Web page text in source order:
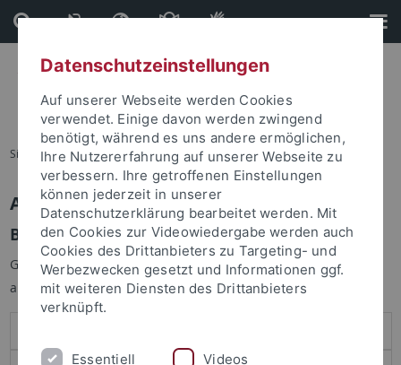
Direkt
zum
Inhalt
Direkt
zur
Fußleiste
Sie sind hier: Startseite
Anmelden
Benutzeranmeldung
Geben Sie Ihren Benutzernamen und Ihr Passwort an um sich
anzumelden:
Datenschutzeinstellungen
Auf unserer Webseite werden Cookies
verwendet. Einige davon werden zwingend
benötigt, während es uns andere ermöglichen,
Ihre Nutzererfahrung auf unserer Webseite zu
verbessern. Ihre getroffenen Einstellungen
können jederzeit in unserer
Datenschutzerklärung bearbeitet werden. Mit
den Cookies zur Videowiedergabe werden auch
Cookies des Drittanbieters zu Targeting- und
Werbezwecken gesetzt und Informationen ggf.
mit weiteren Diensten des Drittanbieters
verknüpft.
Essentiell Videos